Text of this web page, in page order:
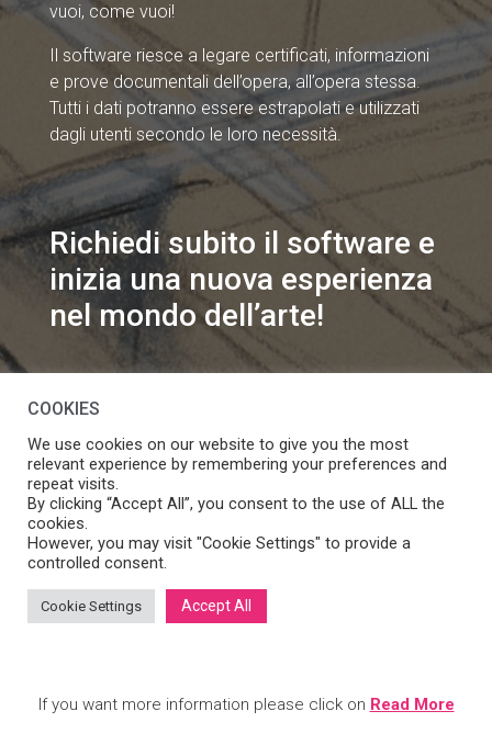
vuoi, come vuoi!
Il software riesce a legare certificati, informazioni
e prove documentali dell’opera, all’opera stessa.
Tutti i dati potranno essere estrapolati e utilizzati
dagli utenti secondo le loro necessità.
Richiedi subito il software e
inizia una nuova esperienza
nel mondo dell’arte!
Se vuoi modificare le preferenze sul consenso cookie
cliccaManage consent
Think Digital
COOKIES
We use cookies on our website to give you the most
relevant experience by remembering your preferences and
repeat visits.
By clicking “Accept All”, you consent to the use of ALL the
cookies.
However, you may visit "Cookie Settings" to provide a
controlled consent.
Cookie Settings Accept All
If you want more information please click on Read More